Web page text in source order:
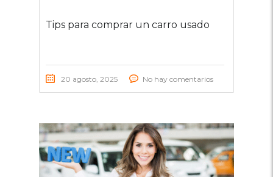
Tips para comprar un carro usado
20 agosto, 2025 No hay comentarios